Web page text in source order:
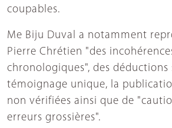
coupables.
Me Biju Duval a notamment
Pierre Chrétien "des
chronologiques", des déductions
témoignage unique, la
non vérifiées ainsi que de
erreurs grossières".